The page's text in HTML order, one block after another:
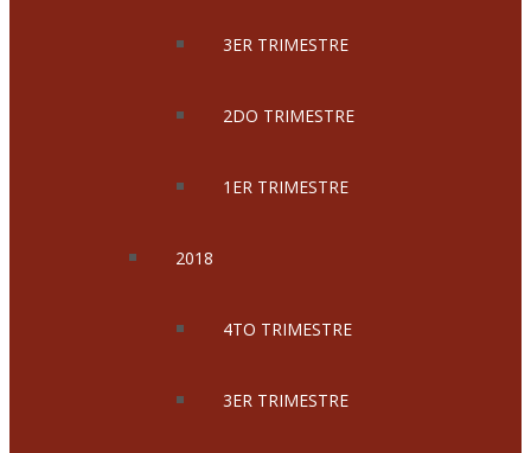
3ER TRIMESTRE
2DO TRIMESTRE
1ER TRIMESTRE
2018
4TO TRIMESTRE
3ER TRIMESTRE